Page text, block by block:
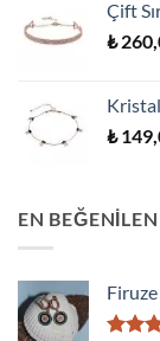
Çift
₺
₺
EN BEĞENILEN